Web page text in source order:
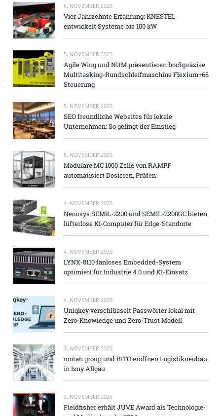
6. NOVEMBER 2025
Vier Jahrzehnte Erfahrung: KNESTEL
entwickelt Systeme bis 100 kW
5. NOVEMBER 2025
Agile Wing und NUM präsentieren hochpräzise
Multitasking-Rundschleifmaschine Flexium+68
Steuerung
5. NOVEMBER 2025
SEO freundliche Websites für lokale
Unternehmen: So gelingt der Einstieg
5. NOVEMBER 2025
Modulare MC 1000 Zelle von RAMPF
automatisiert Dosieren, Prüfen
4. NOVEMBER 2025
Neousys SEMIL-2200 und SEMIL-2200GC bieten
lüfterlose KI-Computer für Edge-Standorte
4. NOVEMBER 2025
LYNX-8110 fanloses Embedded-System
optimiert für Industrie 4.0 und KI-Einsatz
4. NOVEMBER 2025
Uniqkey verschlüsselt Passwörter lokal mit
Zero-Knowledge und Zero-Trust Modell
3. NOVEMBER 2025
motan group und BITO eröffnen Logistikneubau
in Isny Allgäu
3. NOVEMBER 2025
Fieldfisher erhält JUVE Award als Technologie-